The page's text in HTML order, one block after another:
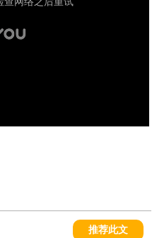
推荐此文